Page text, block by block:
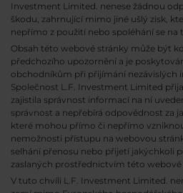
Investment Limited. nenese žádnou
škodu, zahrnující mimo jiné ušlý zisk,
nepřímo z použití nebo spoléhání se na
Obsah této webové stránky může být
předchozího upozornění a je
obchodníkům při přijímání nezávislých
Společnost L.F. Investment Limited
zajistila správnost informací na ní
správnost a nepřebírá odpovědnost za
které mohou přímo či nepřímo
nemožnosti přístupu na webovou
selhání přenosu nebo přijetí jakýchkoli
zaslaných prostřednictvím této webové
V tuto chvíli L.F. Investment Limited.